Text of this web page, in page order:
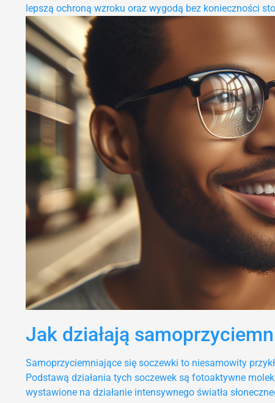
lepszą ochroną wzroku oraz wygodą bez konieczności
Jak działają
Samoprzyciemniające się soczewki to niesamowity
Podstawą działania tych soczewek są fotoaktywne
wystawione na działanie intensywnego światła